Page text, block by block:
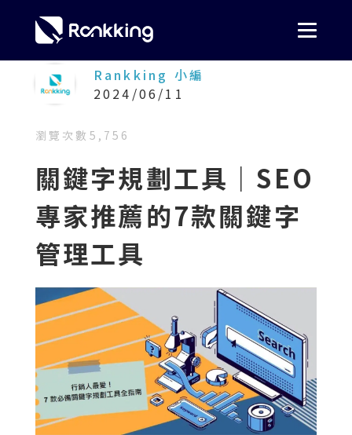
Rankking 小編
2024/06/11
瀏覽次數 5,756
關鍵字規劃工具｜SEO
專家推薦的7款關鍵字
管理工具